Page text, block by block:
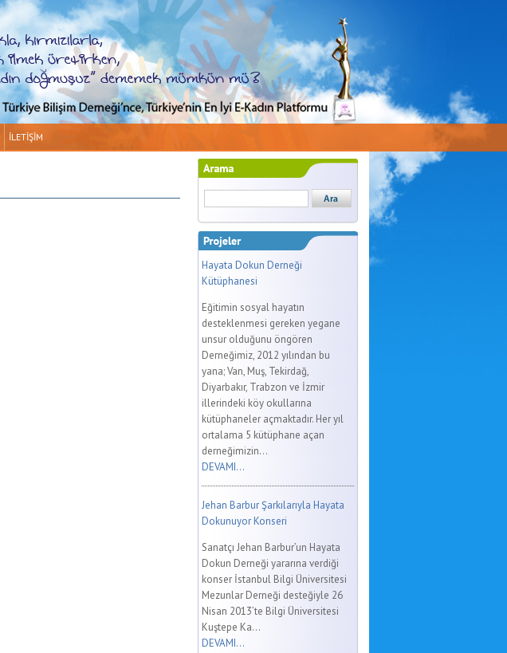
İLETİŞİM
Hayata Dokun Derneği
Kütüphanesi
Eğitimin sosyal hayatın
desteklenmesi gereken yegane
unsur olduğunu öngören
Derneğimiz, 2012 yılından bu
yana; Van, Muş, Tekirdağ,
Diyarbakır, Trabzon ve İzmir
illerindeki köy okullarına
kütüphaneler açmaktadır. Her yıl
ortalama 5 kütüphane açan
derneğimizin...
DEVAMI...
Jehan Barbur Şarkılarıyla Hayata
Dokunuyor Konseri
Sanatçı Jehan Barbur’un Hayata
Dokun Derneği yararına verdiği
konser İstanbul Bilgi Üniversitesi
Mezunlar Derneği desteğiyle 26
Nisan 2013’te Bilgi Üniversitesi
Kuştepe Ka...
DEVAMI...